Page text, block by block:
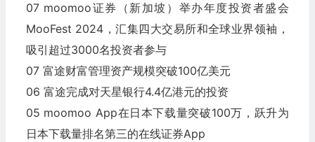
07 moomoo证券（新加坡）举办年度投资者盛会
MooFest 2024，汇集四大交易所和全球业界领袖，
吸引超过3000名投资者参与
07 富途财富管理资产规模突破100亿美元
06 富途完成对天星银行4.4亿港元的投资
05 moomoo App在日本下载量突破100万，跃升为
日本下载量排名第三的在线证券App